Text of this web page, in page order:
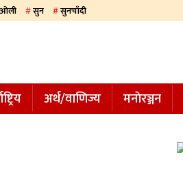
ओली सुन सुनचाँदी
अर्थ/वाणिज्य मनाेरञ्जन